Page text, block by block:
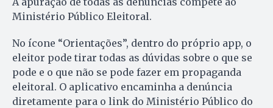
Ministério Público Eleitoral.
No ícone “Orientações”, dentro do próprio app, o
eleitor pode tirar todas as dúvidas sobre o que se
pode e o que não se pode fazer em propaganda
eleitoral. O aplicativo encaminha a denúncia
diretamente para o link do Ministério Público do